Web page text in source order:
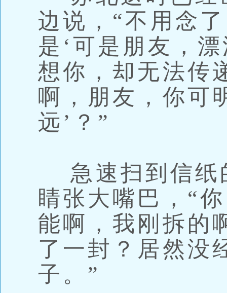
边说，“不用念
是‘可是朋友，
想你，却无法传
啊，朋友，你可
远’？”
急速扫到信纸
睛张大嘴巴，“
能啊，我刚拆的
了一封？居然没
子。”